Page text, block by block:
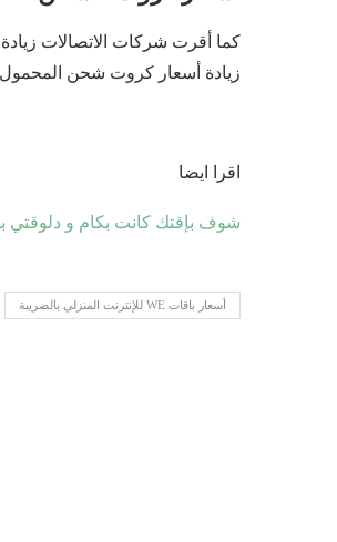
كما أقرت شركات الاتصالات
زيادة أسعار كروت شحن
اقرا ايضا
شوف بإقتك كانت بكام و دلوقتي
أسعار باقات WE للإنترنت المنزلي بالضريبة